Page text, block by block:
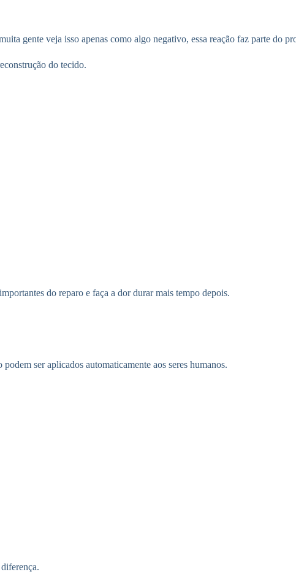
gente veja isso apenas como algo negativo, essa reação faz parte do
do tecido.
do reparo e faça a dor durar mais tempo depois.
ser aplicados automaticamente aos seres humanos.